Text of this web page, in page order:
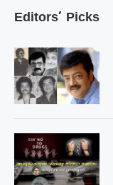
Editors’ Picks